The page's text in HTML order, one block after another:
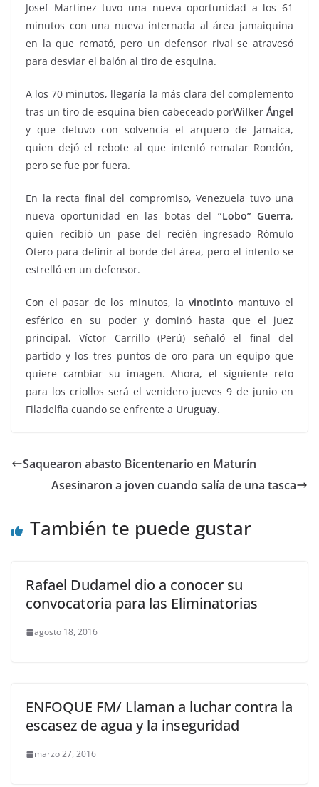
Josef Martínez tuvo una nueva oportunidad a los 61
minutos con una nueva internada al área jamaiquina
en la que remató, pero un defensor rival se atravesó
para desviar el balón al tiro de esquina.
A los 70 minutos, llegaría la más clara del complemento
tras un tiro de esquina bien cabeceado porWilker Ángel
y que detuvo con solvencia el arquero de Jamaica,
quien dejó el rebote al que intentó rematar Rondón,
pero se fue por fuera.
En la recta final del compromiso, Venezuela tuvo una
nueva oportunidad en las botas del “Lobo” Guerra,
quien recibió un pase del recién ingresado Rómulo
Otero para definir al borde del área, pero el intento se
estrelló en un defensor.
Con el pasar de los minutos, la vinotinto mantuvo el
esférico en su poder y dominó hasta que el juez
principal, Víctor Carrillo (Perú) señaló el final del
partido y los tres puntos de oro para un equipo que
quiere cambiar su imagen. Ahora, el siguiente reto
para los criollos será el venidero jueves 9 de junio en
Filadelfia cuando se enfrente a Uruguay.
Saquearon abasto Bicentenario en Maturín
Asesinaron a joven cuando salía de una tasca
También te puede gustar
Rafael Dudamel dio a conocer su
convocatoria para las Eliminatorias
agosto 18, 2016
ENFOQUE FM/ Llaman a luchar contra la
escasez de agua y la inseguridad
marzo 27, 2016